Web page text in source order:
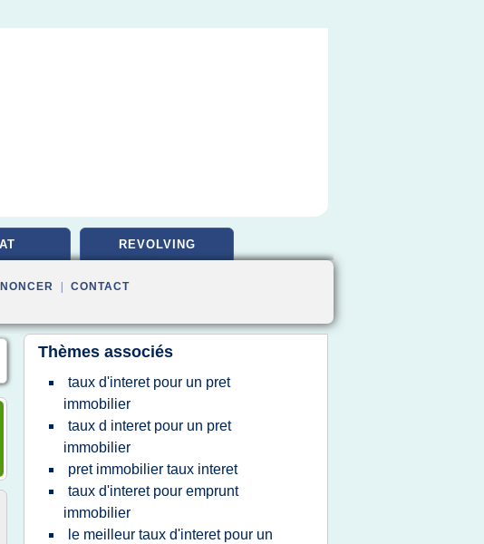
REVOLVING
CONTACT
Thèmes associés
taux d'interet pour un pret
immobilier
taux d interet pour un pret
immobilier
pret immobilier taux interet
taux d'interet pour emprunt
immobilier
le meilleur taux d'interet pour un